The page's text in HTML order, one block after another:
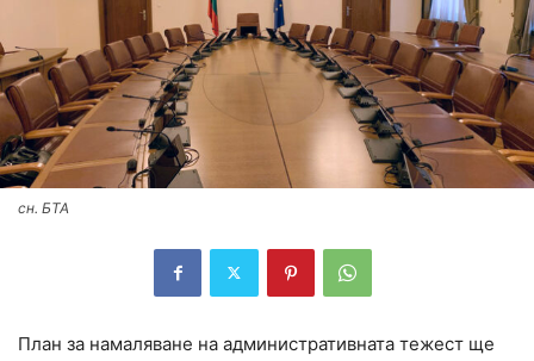
сн. БТА
План за намаляване на административната тежест ще